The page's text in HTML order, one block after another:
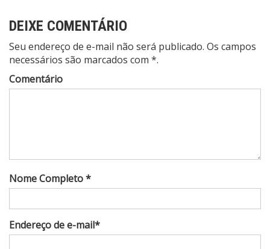
DEIXE COMENTÁRIO
Seu endereço de e-mail não será publicado. Os campos
necessários são marcados com *.
Comentário
Nome Completo *
Endereço de e-mail*